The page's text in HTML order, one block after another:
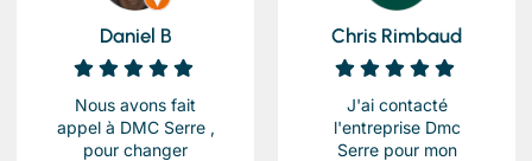
Daniel B
Nous avons fait
appel à DMC Serre ,
pour changer
Chris Rimbaud
J'ai contacté
l'entreprise Dmc
Serre pour mon